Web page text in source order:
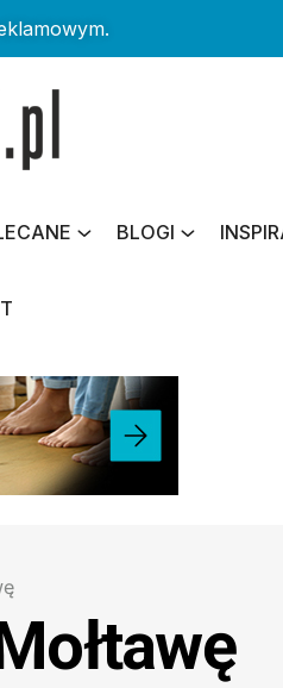
BLOGI